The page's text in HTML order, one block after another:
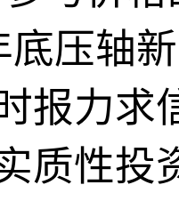
压轴
报力求
质性投